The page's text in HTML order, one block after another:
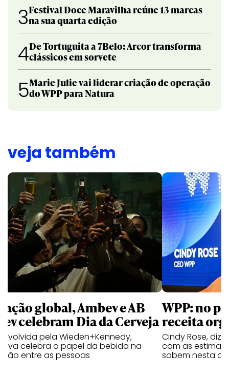
3Festival Doce Maravilha reúne 13 marcas
na sua quarta edição
4De Tortuguita a 7Belo: Arcor transforma
clássicos em sorvete
5Marie Julie vai liderar criação de operação
do WPP para Natura
veja também
ação global, Ambev e AB
celebram Dia da Cerveja
pela Wieden+Kennedy,
celebra o papel da bebida na
entre as pessoas
WPP: no
receita
Cindy Rose, diz
com as
sobem nesta